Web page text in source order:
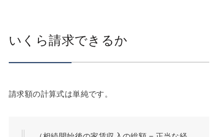
いくら請求できるか
請求額の計算式は単純です。